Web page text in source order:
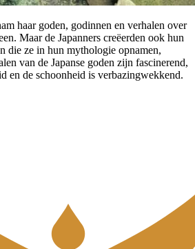
haar goden, godinnen en verhalen over
Maar de Japanners creëerden ook hun
die ze in hun mythologie opnamen,
van de Japanse goden zijn fascinerend,
en de schoonheid is verbazingwekkend.